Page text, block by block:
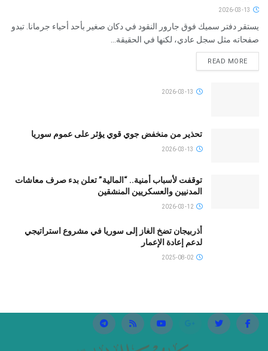
يستقر دفتر سميك فوق جارور النقود في دكان صغير بأحد أحياء جرمانا. تبدو
صفحاته مثل سجل عادي، لكنها في الحقيقة...
READ MORE
تحذير من منخفض جوي قوي يؤثر على عموم سوريا
توقفت لأسباب أمنية.. “المالية” تعلن بدء صرف معاشات
المدنيين والعسكريين المنشقين
أذربيجان تضخ الغاز إلى سوريا في مشروع استراتيجي
لدعم إعادة الإعمار